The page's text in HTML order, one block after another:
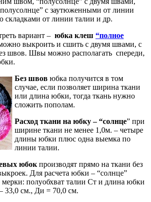
с заутюженными от линии
складками от линии талии и др.
вариант – юбка клеш “полное
выкроить и сшить с двумя швами, с
швов. Швы можно располагать спереди,
Без швов юбка получится в том
случае, если позволяет ширина ткани
или длина юбки, тогда ткань нужно
сложить пополам.
Расход ткани на юбку – “солнце” при
ширине ткани не менее 1,0м. – четыре
длины юбки плюс одна выемка по
линии талии.
юбок производят прямо на ткани без
Для расчета юбки – “солнце”
полуобхват талии Ст и длина юбки
33,0 см., Ди = 70,0 см.